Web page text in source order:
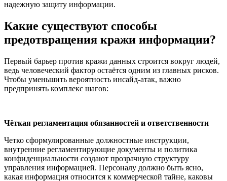
Какие существуют способы
предотвращения кражи информации?
Первый барьер против кражи данных строится вокруг людей,
ведь человеческий фактор остаётся одним из главных рисков.
Чтобы уменьшить вероятность инсайд-атак, важно
предпринять комплекс шагов:
Чёткая регламентация обязанностей и ответственности
Четко сформулированные должностные инструкции,
внутренние регламентирующие документы и политика
конфиденциальности создают прозрачную структуру
управления информацией. Персоналу должно быть ясно,
какая информация относится к коммерческой тайне, каковы